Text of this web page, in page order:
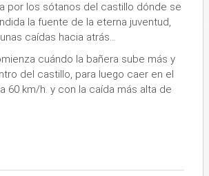
por los sótanos del castillo dónde se
la fuente de la eterna juventud,
caídas hacia atrás…
cuándo la bañera sube más y
del castillo, para luego caer en el
60 km/h. y con la caída más alta de